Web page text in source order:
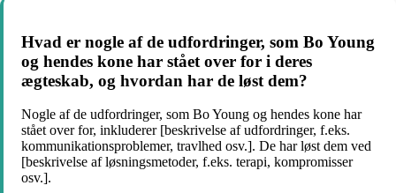
Hvad er nogle af de udfordringer, som Bo Young
og hendes kone har stået over for i deres
ægteskab, og hvordan har de løst dem?
Nogle af de udfordringer, som Bo Young og hendes kone har
stået over for, inkluderer [beskrivelse af udfordringer, f.eks.
kommunikationsproblemer, travlhed osv.]. De har løst dem ved
[beskrivelse af løsningsmetoder, f.eks. terapi, kompromisser
osv.].